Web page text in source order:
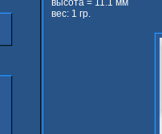
вес: 1 гр.